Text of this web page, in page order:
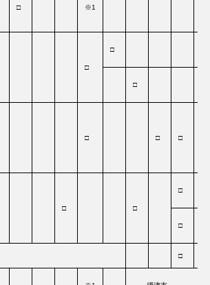
□ ※1
□
□
□
□ □ □
□ □
□
□
□